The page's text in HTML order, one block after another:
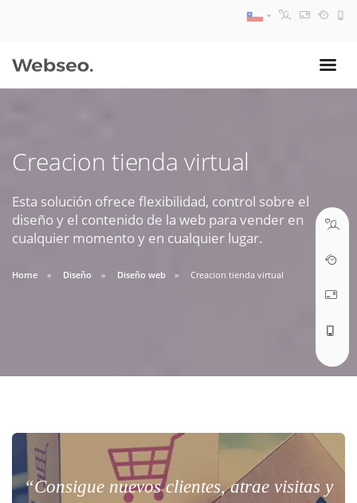
Creacion tienda virtual
Esta solución ofrece flexibilidad, control sobre el
diseño y el contenido de la web para vender en
cualquier momento y en cualquier lugar.
Home Diseño Diseño web Creacion tienda virtual
“Consigue nuevos clientes, atrae visitas y
09:30 AM A 18:30 PM
soporte@webseo.cl
ABRIR TICKET